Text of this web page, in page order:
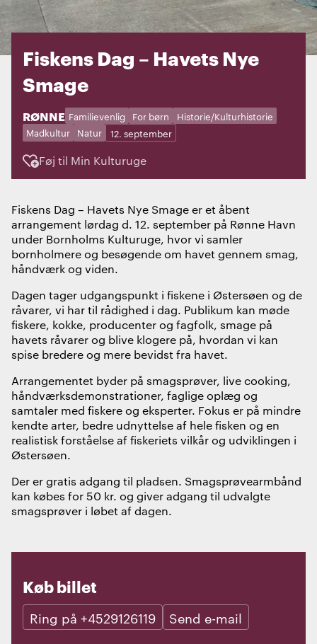
Fiskens Dag – Havets Nye
Smage
STED:
RØNNE
Kategorier:Familievenlig For børn
Historie/Kulturhistorie
Madkultur
Natur
Dage:
12. september
Føj til Min Kulturuge
Fiskens Dag – Havets Nye Smage er et åbent
arrangement lørdag d. 12. september på Rønne Havn
under Bornholms Kulturuge, hvor vi samler
bornholmere og besøgende om havet gennem smag,
håndværk og viden.
Dagen tager udgangspunkt i fiskene i Østersøen og de
råvarer, vi har til rådighed i dag. Publikum kan møde
fiskere, kokke, producenter og fagfolk, smage på
havets råvarer og blive klogere på, hvordan vi kan
spise bredere og mere bevidst fra havet.
Arrangementet byder på smagsprøver, live cooking,
håndværksdemonstrationer, faglige oplæg og
samtaler med fiskere og eksperter. Fokus er på mindre
kendte arter, bedre udnyttelse af hele fisken og en
realistisk forståelse af fiskeriets vilkår og udviklingen i
Østersøen.
Der er gratis adgang til pladsen. Smagsprøvearmbånd
kan købes for 50 kr. og giver adgang til udvalgte
smagsprøver i løbet af dagen.
Køb billet
Ring på +4529126119 Send e-mail